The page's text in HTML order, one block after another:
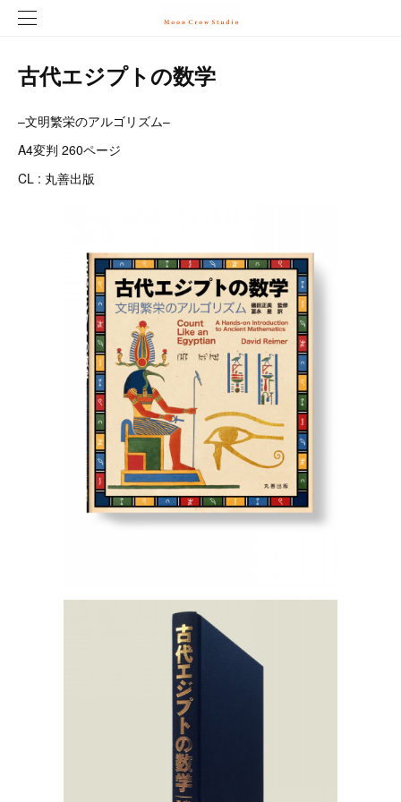
古代エジプトの数学
–文明繁栄のアルゴリズム–
A4変判 260ページ
CL : 丸善出版